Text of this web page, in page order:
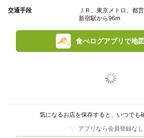
交通手段
ＪＲ、東京メトロ、都
新宿駅から96m
食べログアプリで地
気になるお店を保存すると、いつでも
アプリなら会員登録なし